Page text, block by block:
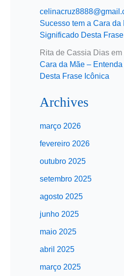
Sucesso tem a Cara da
Significado Desta
Rita de Cassia Dias em
Cara da Mãe –
Desta Frase Icônica
Archives
março 2026
fevereiro 2026
outubro 2025
setembro 2025
agosto 2025
junho 2025
maio 2025
abril 2025
março 2025